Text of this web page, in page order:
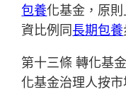
包養化基金，原
資比例同長期包養
第十三條 轉化基
化基金治理人按